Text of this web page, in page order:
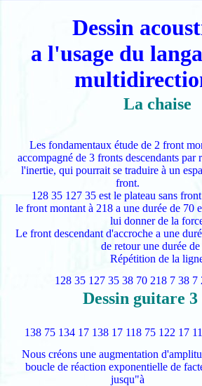
Dessin
a l'usage du
La chaise
Les fondamentaux étude de 2 front
accompagné de 3 fronts descendants par
l'inertie, qui pourrait se traduire à un
front.
128 35 127 35 est le plateau sans
le front montant à 218 a une durée de 70
lui donner de la
Le front descendant d'accroche a une
de retour une durée
Répétition de la
128 35 127 35 38 70 218 7 38 7
Dessin guitare 3
138 75 134 17 138 17 118 75 122 17
Nous créons une augmentation
boucle de réaction exponentielle de
jusqu"à